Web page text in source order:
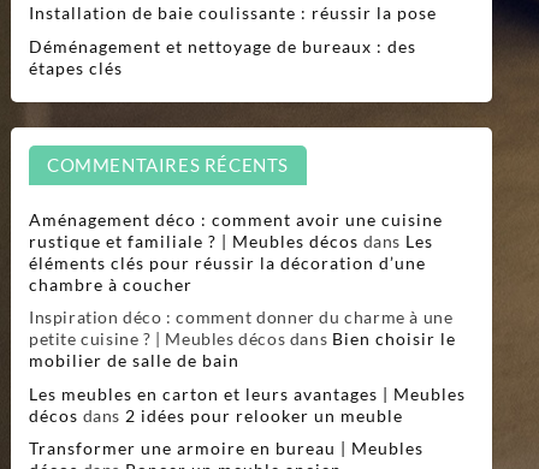
Installation de baie coulissante : réussir la pose
Déménagement et nettoyage de bureaux : des
étapes clés
COMMENTAIRES RÉCENTS
Aménagement déco : comment avoir une cuisine
rustique et familiale ? | Meubles décos dans Les
éléments clés pour réussir la décoration d’une
chambre à coucher
Inspiration déco : comment donner du charme à une
petite cuisine ? | Meubles décos dans Bien choisir le
mobilier de salle de bain
Les meubles en carton et leurs avantages | Meubles
décos dans 2 idées pour relooker un meuble
Transformer une armoire en bureau | Meubles